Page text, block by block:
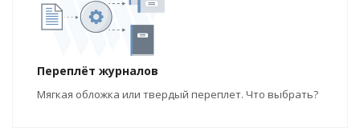
Переплёт журналов
Мягкая обложка или твердый переплет. Что выбрать?